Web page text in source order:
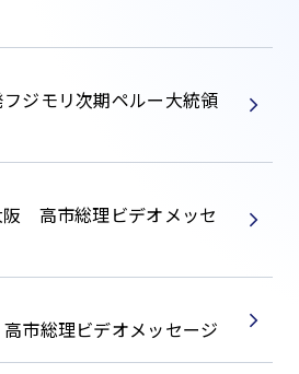
ジモリ次期ペルー大統領
高市総理ビデオメッセ
市総理ビデオメッセージ